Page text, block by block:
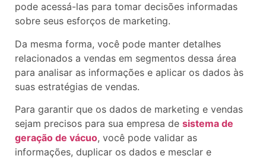
pode acessá-las para tomar decisões informadas
sobre seus esforços de marketing.
Da mesma forma, você pode manter detalhes
relacionados a vendas em segmentos dessa área
para analisar as informações e aplicar os dados às
suas estratégias de vendas.
Para garantir que os dados de marketing e vendas
sejam precisos para sua empresa de sistema de
geração de vácuo, você pode validar as
informações, duplicar os dados e mesclar e